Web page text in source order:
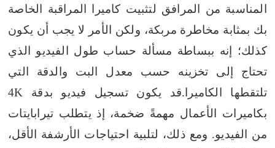
المناسبة من المرافق لتثبيت كاميرا المراقبة الخاصة
بك بمثابة مخاطرة مربكة، ولكن الأمر لا يجب أن يكون
كذلك؛ إنه ببساطة مسألة حساب طول الفيديو الذي
تحتاج إلى تخزينه حسب معدل البت والدقة التي
تلتقطها الكاميرا.
قد يكون تسجيل فيديو بدقة 4K
بكاميرات الأعمال مهمةً ضخمة، إذ يتطلب تيرابايتات
من الفيديو. ومع ذلك، لتلبية احتياجات الأرشفة الأقل،